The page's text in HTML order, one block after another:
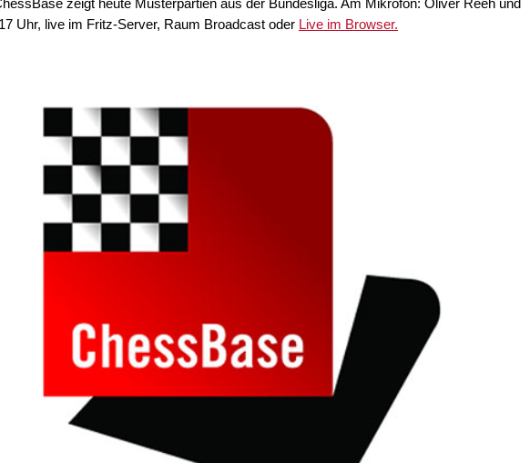
Uhr, live im Fritz-Server, Raum Broadcast oder Live im Browser.